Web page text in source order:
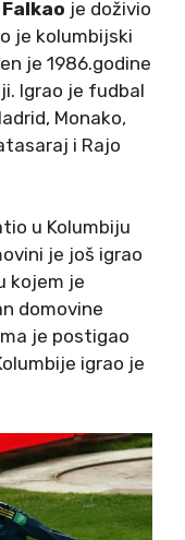
je doživio
je kolumbijski
je 1986.godine
Igrao je fudbal
Monako,
i Rajo
u Kolumbiju
je još igrao
kojem je
domovine
je postigao
igrao je